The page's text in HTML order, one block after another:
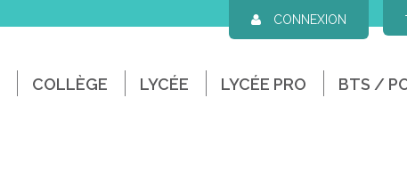
CONNEXION
COLLÈGE LYCÉE LYCÉE PRO BTS /